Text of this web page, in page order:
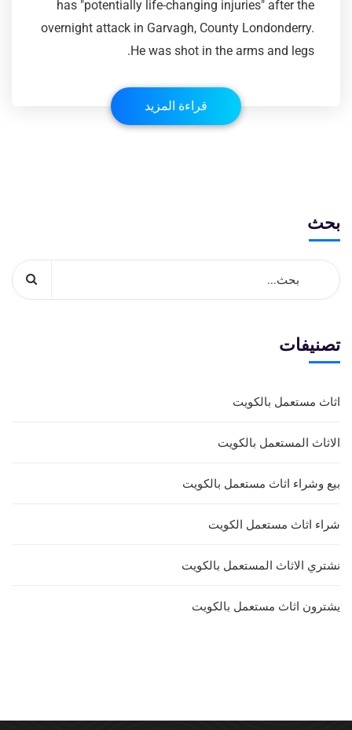
has "potentially life-changing injuries" after the
overnight attack in Garvagh, County Londonderry.
He was shot in the arms and legs.
قراءة المزيد
بحث
تصنيفات
اثاث مستعمل بالكويت
الاثاث المستعمل بالكويت
بيع وشراء اثاث مستعمل بالكويت
شراء اثاث مستعمل الكويت
نشتري الاثاث المستعمل بالكويت
يشترون اثاث مستعمل بالكويت